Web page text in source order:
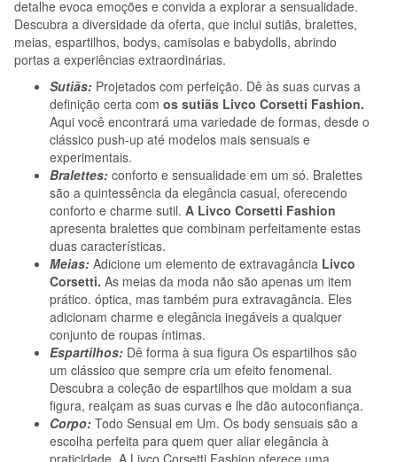
detalhe evoca emoções e convida a explorar a sensualidade.
Descubra a diversidade da oferta, que inclui sutiãs, bralettes,
meias, espartilhos, bodys, camisolas e babydolls, abrindo
portas a experiências extraordinárias.
Sutiãs: Projetados com perfeição. Dê às suas curvas a
definição certa com os sutiãs Livco Corsetti Fashion.
Aqui você encontrará uma variedade de formas, desde o
clássico push-up até modelos mais sensuais e
experimentais.
Bralettes: conforto e sensualidade em um só. Bralettes
são a quintessência da elegância casual, oferecendo
conforto e charme sutil. A Livco Corsetti Fashion
apresenta bralettes que combinam perfeitamente estas
duas características.
Meias: Adicione um elemento de extravagância Livco
Corsetti. As meias da moda não são apenas um item
prático. óptica, mas também pura extravagância. Eles
adicionam charme e elegância inegáveis a qualquer
conjunto de roupas íntimas.
Espartilhos: Dê forma à sua figura Os espartilhos são
um clássico que sempre cria um efeito fenomenal.
Descubra a coleção de espartilhos que moldam a sua
figura, realçam as suas curvas e lhe dão autoconfiança.
Corpo: Todo Sensual em Um. Os body sensuais são a
escolha perfeita para quem quer aliar elegância à
praticidade. A Livco Corsetti Fashion oferece uma